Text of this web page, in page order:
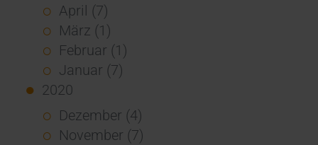
April (7)
März (1)
Februar (1)
Januar (7)
2020
Dezember (4)
November (7)